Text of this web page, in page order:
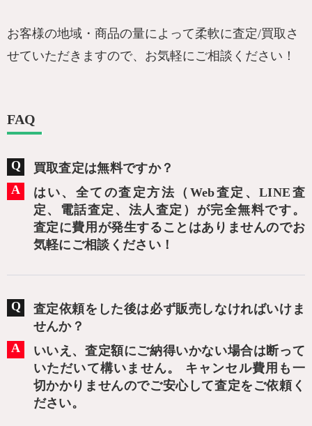
お客様の地域・商品の量によって柔軟に査定/買取さ
せていただきますので、お気軽にご相談ください！
FAQ
買取査定は無料ですか？
はい、全ての査定方法（Web査定、LINE査
定、電話査定、法人査定）が完全無料です。
査定に費用が発生することはありませんのでお
気軽にご相談ください！
査定依頼をした後は必ず販売しなければいけま
せんか？
いいえ、査定額にご納得いかない場合は断って
いただいて構いません。 キャンセル費用も一
切かかりませんのでご安心して査定をご依頼く
ださい。